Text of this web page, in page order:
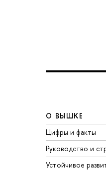
О ВЫШКЕ
Цифры и факты
Руководство и
Устойчивое